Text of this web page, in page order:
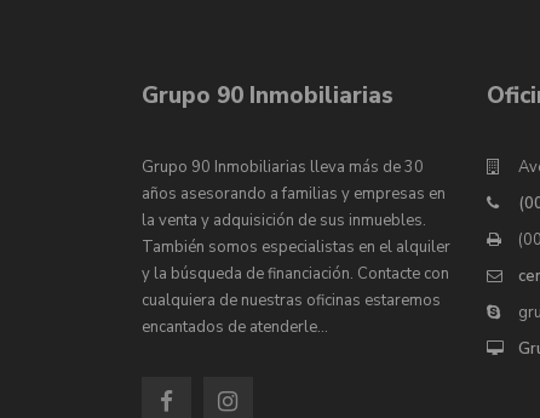
Grupo 90 Inmobiliarias
Grupo 90 Inmobiliarias lleva más de 30
años asesorando a familias y empresas en
la venta y adquisición de sus inmuebles.
También somos especialistas en el alquiler
y la búsqueda de financiación. Contacte con
cualquiera de nuestras oficinas estaremos
encantados de atenderle…